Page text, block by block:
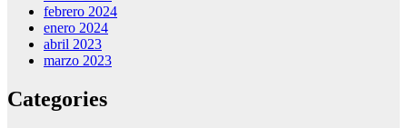
febrero 2024
enero 2024
abril 2023
marzo 2023
Categories